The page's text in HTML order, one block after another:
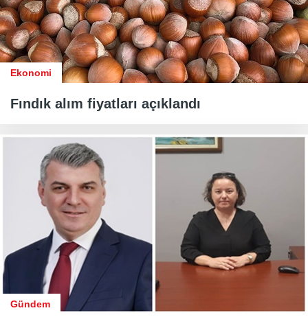
Ekonomi
Fındık alım fiyatları açıklandı
Gündem